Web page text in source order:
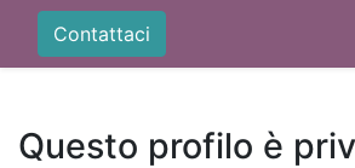
Contattaci
Questo profilo è